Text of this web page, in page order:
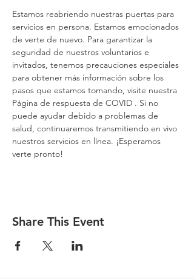
Estamos reabriendo nuestras puertas para
servicios en persona. Estamos emocionados
de verte de nuevo. Para garantizar la
seguridad de nuestros voluntarios e
invitados, tenemos precauciones especiales
para obtener más información sobre los
pasos que estamos tomando, visite nuestra
Página de respuesta de COVID . Si no
puede ayudar debido a problemas de
salud, continuaremos transmitiendo en vivo
nuestros servicios en línea. ¡Esperamos
verte pronto!
Share This Event